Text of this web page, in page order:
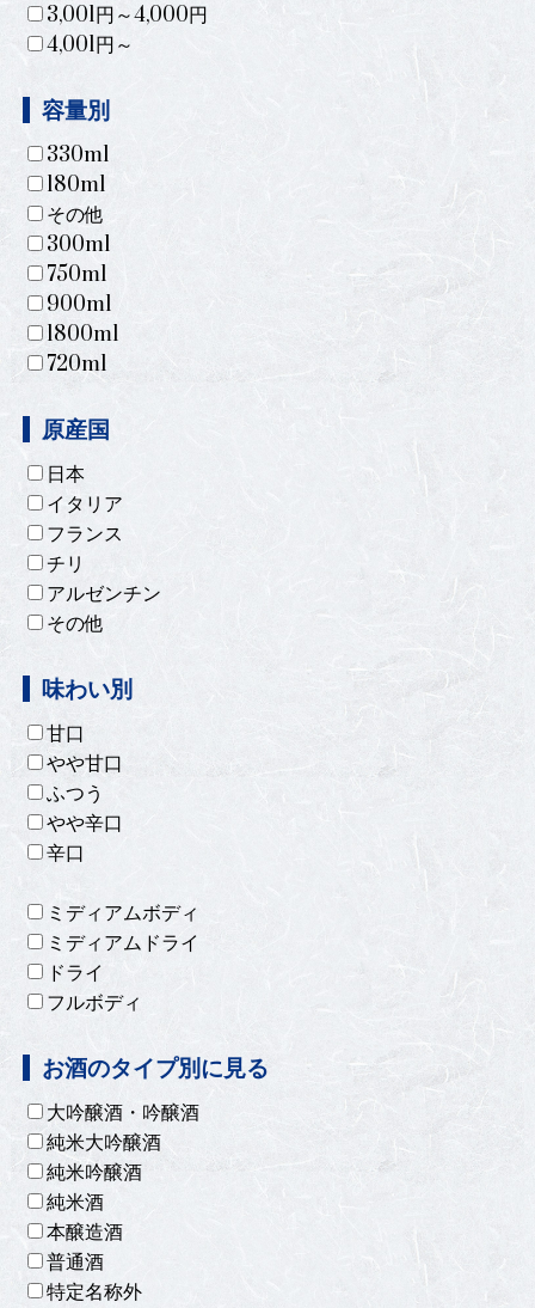
3,001円～4,000円
4,001円～
容量別
330ml
180ml
その他
300ml
750ml
900ml
1800ml
720ml
原産国
日本
イタリア
フランス
チリ
アルゼンチン
その他
味わい別
甘口
やや甘口
ふつう
やや辛口
辛口
ミディアムボディ
ミディアムドライ
ドライ
フルボディ
お酒のタイプ別に見る
大吟醸酒・吟醸酒
純米大吟醸酒
純米吟醸酒
純米酒
本醸造酒
普通酒
特定名称外